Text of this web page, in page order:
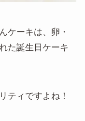
ケーキは、卵・
た誕生日ケーキ
ティですよね！